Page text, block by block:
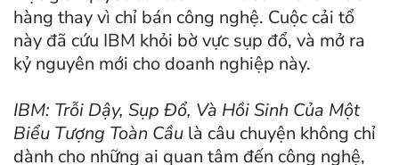
hàng thay vì chỉ bán công nghệ. Cuộc cải tổ
này đã cứu IBM khỏi bờ vực sụp đổ, và mở ra
kỷ nguyên mới cho doanh nghiệp này.
IBM: Trỗi Dậy, Sụp Đổ, Và Hồi Sinh Của Một
Biểu Tượng Toàn Cầu là câu chuyện không chỉ
dành cho những ai quan tâm đến công nghệ,